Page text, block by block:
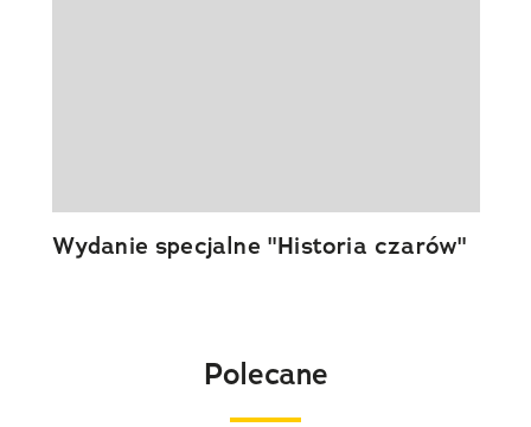
Wydanie specjalne "Historia czarów"
Polecane